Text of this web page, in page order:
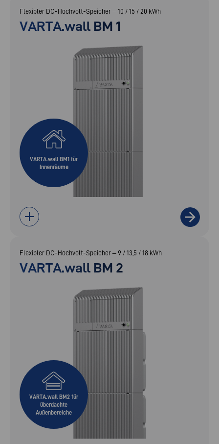
Flexibler DC-Hochvolt-Speicher – 10 / 15 / 20 kWh
VARTA.wall BM 1
VARTA.wall BM1 für
Innenräume
Flexibler DC-Hochvolt-Speicher – 9 / 13,5 / 18 kWh
VARTA.wall BM 2
VARTA.wall BM2 für
überdachte
Außenbereiche